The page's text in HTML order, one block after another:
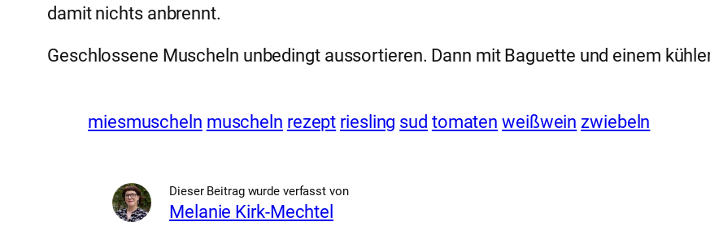
damit nichts anbrennt.
Geschlossene Muscheln unbedingt aussortieren. Dann mit Baguette und einem
miesmuscheln muscheln rezept riesling sud tomaten weißwein zwiebeln
Dieser Beitrag wurde verfasst von
Melanie Kirk-Mechtel